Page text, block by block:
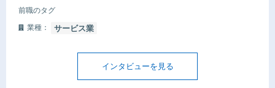
前職のタグ
業種：
サービス業
インタビューを見る